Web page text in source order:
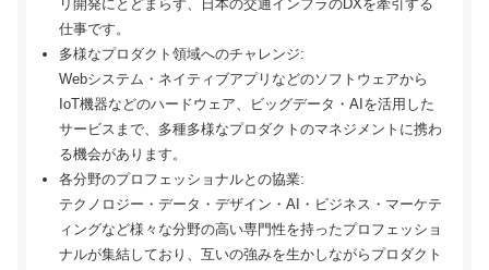
リ開発にとどまらず、日本の交通インフラのDXを牽引する
仕事です。
多様なプロダクト領域へのチャレンジ:
Webシステム・ネイティブアプリなどのソフトウェアから
IoT機器などのハードウェア、ビッグデータ・AIを活用した
サービスまで、多種多様なプロダクトのマネジメントに携わ
る機会があります。
各分野のプロフェッショナルとの協業:
テクノロジー・データ・デザイン・AI・ビジネス・マーケテ
ィングなど様々な分野の高い専門性を持ったプロフェッショ
ナルが集結しており、互いの強みを生かしながらプロダクト